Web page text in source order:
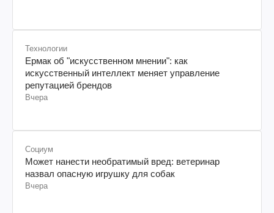
Технологии
Ермак об "искусственном мнении": как
искусственный интеллект меняет управление
репутацией брендов
Вчера
Социум
Может нанести необратимый вред: ветеринар
назвал опасную игрушку для собак
Вчера